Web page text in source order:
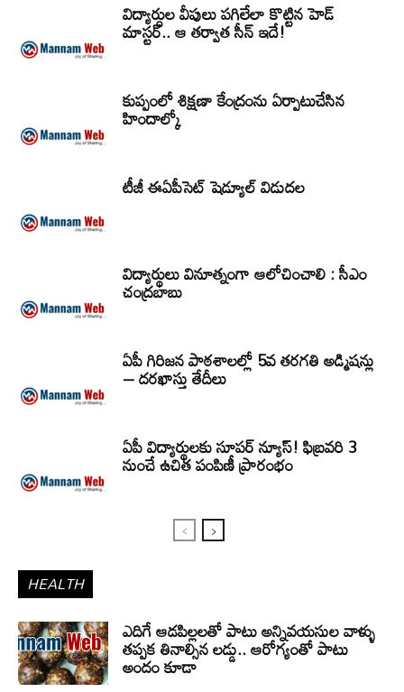
విద్యార్ధుల వీపులు పగిలేలా కొట్టిన హెడ్
మాస్టర్.. ఆ తర్వాత సీన్‌ ఇదే!
కుప్పంలో శిక్షణా కేంద్రంను ఏర్పాటుచేసిన
హిందాల్కో
టీజీ ఈఏపీసెట్‌ షెడ్యూల్‌ విడుదల
విద్యార్థులు వినూత్నంగా ఆలోచించాలి : సీఎం
చంద్రబాబు
ఏపీ గిరిజన పాఠశాలల్లో 5వ తరగతి అడ్మిషన్లు
– దరఖాస్తు తేదీలు
ఏపీ విద్యార్థులకు సూపర్ న్యూస్! ఫిబ్రవరి 3
నుంచే ఉచిత పంపిణీ ప్రారంభం
HEALTH
ఎదిగే ఆడపిల్లలతో పాటు అన్నివయసుల వాళ్ళు
తప్పక తినాల్సిన లడ్డు.. ఆరోగ్యంతో పాటు
అందం కూడా